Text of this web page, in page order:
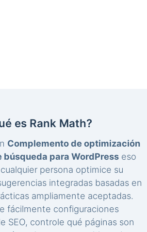
es Rank Math?
Complemento de optimización
búsqueda para WordPress eso
persona optimice su
integradas basadas en
ampliamente aceptadas.
fácilmente configuraciones
SEO, controle qué páginas son